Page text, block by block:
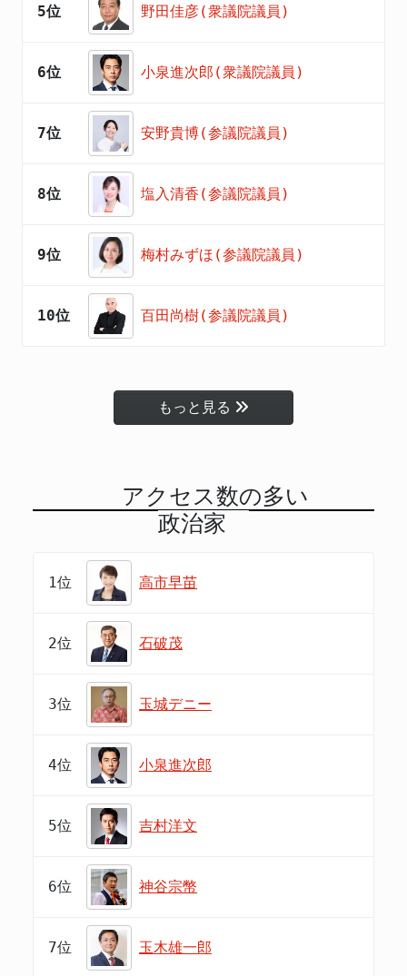
5位 野田佳彦(衆議院議員)
6位 小泉進次郎(衆議院議員)
7位 安野貴博(参議院議員)
8位 塩入清香(参議院議員)
9位 梅村みずほ(参議院議員)
10位 百田尚樹(参議院議員)
もっと見る
アクセス数の多い
政治家
1位 高市早苗
2位 石破茂
3位 玉城デニー
4位 小泉進次郎
5位 吉村洋文
6位 神谷宗幣
7位 玉木雄一郎